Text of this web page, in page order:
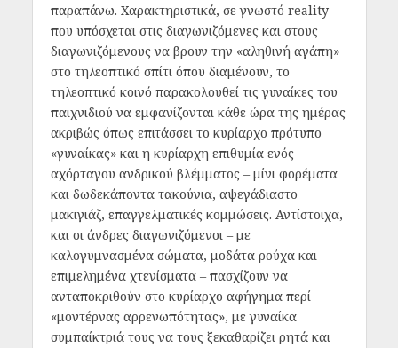
παραπάνω. Χαρακτηριστικά, σε γνωστό reality
που υπόσχεται στις διαγωνιζόμενες και στους
διαγωνιζόμενους να βρουν την «αληθινή αγάπη»
στο τηλεοπτικό σπίτι όπου διαμένουν, το
τηλεοπτικό κοινό παρακολουθεί τις γυναίκες του
παιχνιδιού να εμφανίζονται κάθε ώρα της ημέρας
ακριβώς όπως επιτάσσει το κυρίαρχο πρότυπο
«γυναίκας» και η κυρίαρχη επιθυμία ενός
αχόρταγου ανδρικού βλέμματος – μίνι φορέματα
και δωδεκάποντα τακούνια, αψεγάδιαστο
μακιγιάζ, επαγγελματικές κομμώσεις. Αντίστοιχα,
και οι άνδρες διαγωνιζόμενοι – με
καλογυμνασμένα σώματα, μοδάτα ρούχα και
επιμελημένα χτενίσματα – πασχίζουν να
ανταποκριθούν στο κυρίαρχο αφήγημα περί
«μοντέρνας αρρενωπότητας», με γυναίκα
συμπαίκτριά τους να τους ξεκαθαρίζει ρητά και